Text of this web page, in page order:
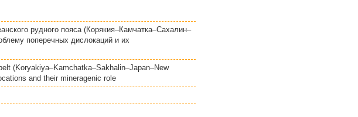
рудного пояса (Корякия–Камчатка–Сахалин–
поперечных дислокаций и их
(Koryakiya–Kamchatka–Sakhalin–Japan–New
and their mineragenic role